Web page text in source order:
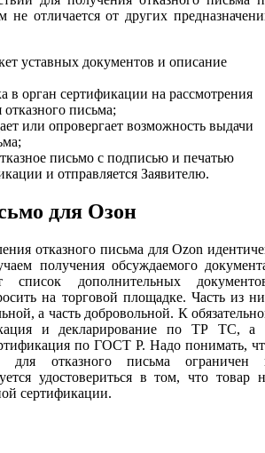
не отличается от других
уставных документов и описание
в орган сертификации на рассмотрения
письма;
или опровергает возможность выдачи
письмо с подписью и печатью
и отправляется Заявителю.
для Озон
отказного письма для Ozon
получения обсуждаемого
список дополнительных
на торговой площадке. Часть из
а часть добровольной. К
и декларирование по ТР ТС, а
по ГОСТ Р. Надо понимать,
для отказного письма ограничен
удостовериться в том, что товар
сертификации.